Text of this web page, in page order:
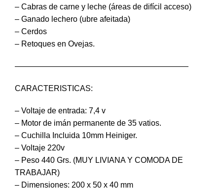
– Cabras de carne y leche (áreas de difícil acceso)
– Ganado lechero (ubre afeitada)
– Cerdos
– Retoques en Ovejas.
——————————————————————
CARACTERISTICAS:
– Voltaje de entrada: 7,4 v
– Motor de imán permanente de 35 vatios.
– Cuchilla Incluida 10mm Heiniger.
– Voltaje 220v
– Peso 440 Grs. (MUY LIVIANA Y COMODA DE
TRABAJAR)
– Dimensiones: 200 x 50 x 40 mm